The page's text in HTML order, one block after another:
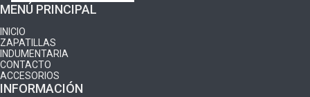
MENÚ PRINCIPAL
INICIO
ZAPATILLAS
INDUMENTARIA
CONTACTO
ACCESORIOS
INFORMACIÓN